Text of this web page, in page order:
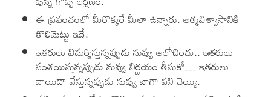
ఈ ప్రపంచంలో మీరొక్కరే మీలా ఉన్నారు. ఆత్మవిశ్వాసానికి
తొలిమెట్టు ఇదే.
ఇతరులు విమర్శిస్తున్నప్పుడు నువ్వు ఆలోచించు.. ఇతరులు
సంశయిస్తున్నప్పుడు నువ్వు నిర్ణయం తీసుకో… ఇతరులు
వాయిదా వేస్తున్నప్పుడు నువ్వు బాగా పని చెయ్యి.